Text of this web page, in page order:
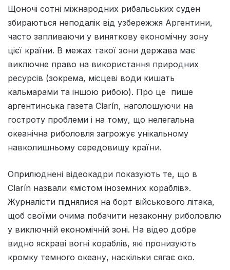
Щоночі сотні міжнародних рибальських суден
збираються неподалік від узбережжя Аргентини,
часто запливаючи у виняткову економічну зону
цієї країни. В межах такої зони держава має
виключне право на використання природних
ресурсів (зокрема, місцеві води кишать
кальмарами та іншою рибою). Про це пише
аргентинська газета Clarín, наголошуючи на
гостроту проблеми і на тому, що нелегальна
океанічна риболовля загрожує унікальному
навколишньому середовищу країни.
Оприлюднені відеокадри показують те, що в
Clarín назвали «містом іноземних кораблів».
Журналісти піднялися на борт військового літака,
щоб своїми очима побачити незаконну риболовлю
у виключній економічній зоні. На відео добре
видно яскраві вогні кораблів, які пронизують
кромку темного океану, наскільки сягає око.